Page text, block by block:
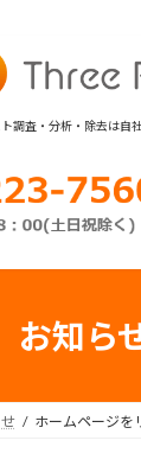
調査・分析・除去は自
お知ら
ホームページを